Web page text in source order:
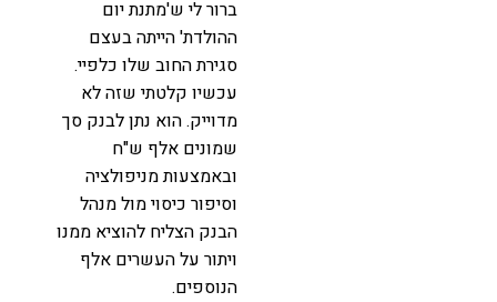
ברור לי ש'מתנת יום
ההולדת' הייתה בעצם
סגירת החוב שלו כלפיי.
עכשיו קלטתי שזה לא
מדוייק. הוא נתן לבנק סך
שמונים אלף ש"ח
ובאמצעות מניפולציה
וסיפור כיסוי מול מנהל
הבנק הצליח להוציא ממנו
ויתור על העשרים אלף
הנוספים.